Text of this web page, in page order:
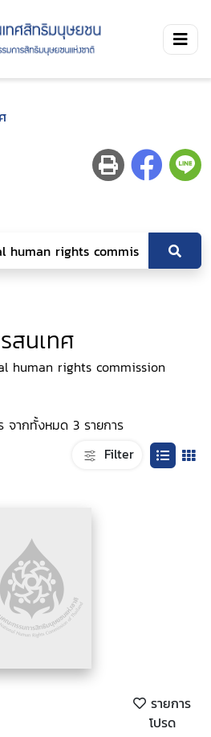
สนเทศ
human rights commission
จากทั้งหมด 3 รายการ
Filter
รายการ
โปรด